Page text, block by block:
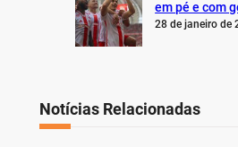
em pé e com
28 de janeiro de
Notícias Relacionadas